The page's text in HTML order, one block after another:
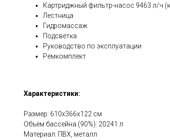
Картриджный фильтр-насос 9463 л/ч
Лестница
Гидромассаж
Подсветка
Руководство по эксплуатации
Ремкомплект
Характеристики:
Размер: 610х366х122 см
Объём бассейна (90%): 20241 л
Материал: ПВХ, металл